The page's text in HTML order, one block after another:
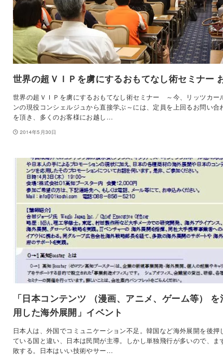
世界の超ＶＩＰを虜にするおもてなし術セミナー
世界の超ＶＩＰを虜にするおもてなし術セミナー ～今、リッツカー
ンの現役コンシェルジュから直接学ぶ～には、定員を上回るお問い合
を頂き、多くのお客様にお越し…
2014年5月30日
「日本コンテンツ （漫画、アニメ、ゲーム等） を
用した海外展開」イベント
日本人は、外国でコミュニケーション不足。韓国など海外展開を後押
ている国と違い、日本は民間が主導。しかし単独飛行が多いので、ま
敗する。日本はいい技術やサー…